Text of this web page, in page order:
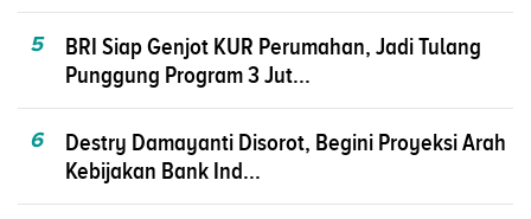
5
BRI Siap Genjot KUR Perumahan, Jadi Tulang
Punggung Program 3 Jut...
6
Destry Damayanti Disorot, Begini Proyeksi Arah
Kebijakan Bank Ind...